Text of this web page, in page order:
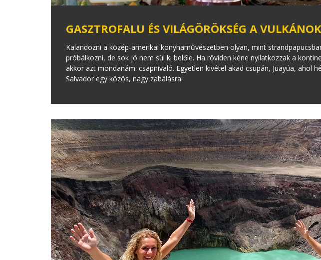
GASZTROFALU ÉS VILÁGÖRÖKSÉG A
Kalandozni a közép-amerikai konyhaművészetben olyan, mint
próbálkozni, de sok jó nem sül ki belőle. Ha röviden kéne nyilatkozzak a
akkor azt mondanám: csapnivaló. Egyetlen kivétel akad csupán, Juayúa, ahol
Salvador egy közös, nagy zabálásra.